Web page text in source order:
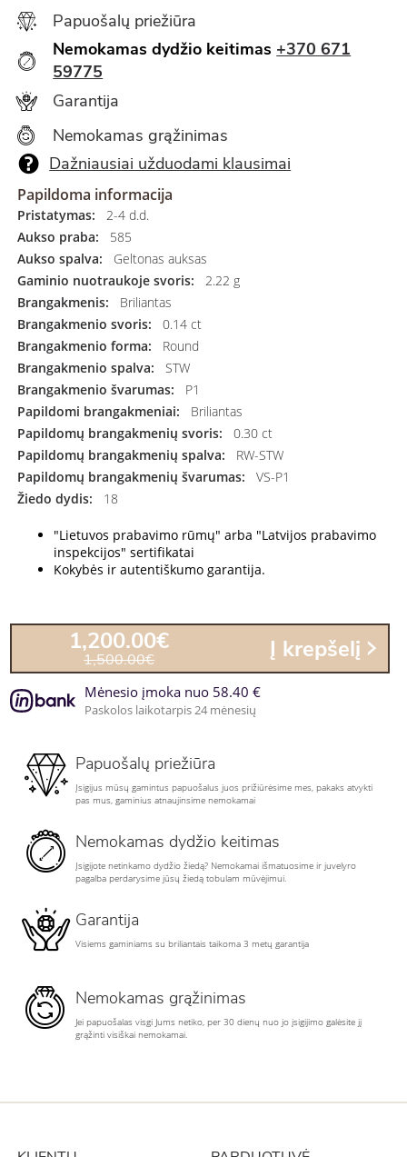
Papuošalų priežiūra
Nemokamas dydžio keitimas +370 671
59775
Garantija
Nemokamas grąžinimas
Dažniausiai užduodami klausimai
Papildoma informacija
Pristatymas:
2-4 d.d.
Aukso praba:
585
Aukso spalva:
Geltonas auksas
Gaminio nuotraukoje svoris:
2.22 g
Brangakmenis:
Briliantas
Brangakmenio svoris:
0.14 ct
Brangakmenio forma:
Round
Brangakmenio spalva:
STW
Brangakmenio švarumas:
P1
Papildomi brangakmeniai:
Briliantas
Papildomų brangakmenių svoris:
0.30 ct
Papildomų brangakmenių spalva:
RW-STW
Papildomų brangakmenių švarumas:
VS-P1
Žiedo dydis:
18
"Lietuvos prabavimo rūmų" arba "Latvijos prabavimo
inspekcijos" sertifikatai
Kokybės ir autentiškumo garantija.
1,200.00€
1,500.00€ Į krepšelį
Mėnesio įmoka nuo 58.40 €
Paskolos laikotarpis 24 mėnesių
Papuošalų priežiūra
Įsigijus mūsų gamintus papuošalus juos prižiūrėsime mes, pakaks atvykti
pas mus, gaminius atnaujinsime nemokamai
Nemokamas dydžio keitimas
Įsigijote netinkamo dydžio žiedą? Nemokamai išmatuosime ir juvelyro
pagalba perdarysime jūsų žiedą tobulam mūvėjimui.
Garantija
Visiems gaminiams su briliantais taikoma 3 metų garantija
Nemokamas grąžinimas
Jei papuošalas visgi Jums netiko, per 30 dienų nuo jo įsigijimo galėsite jį
grąžinti visiškai nemokamai.